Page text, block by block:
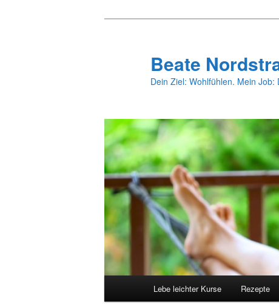
Beate
Dein Ziel: Wohlfühlen. Mein Job:
Lebe leichter Kurse Rezepte